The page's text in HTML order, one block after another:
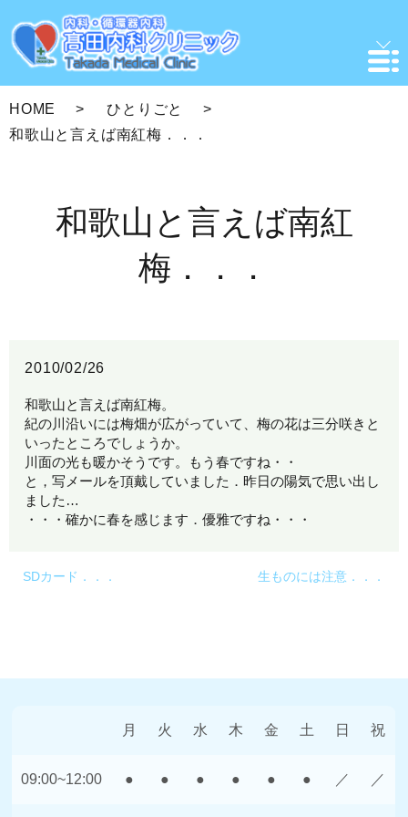
HOME
ひとりごと
和歌山と言えば南紅梅．．．
和歌山と言えば南紅
梅．．．
2010/02/26
和歌山と言えば南紅梅。
紀の川沿いには梅畑が広がっていて、梅の花は三分咲きと
いったところでしょうか。
川面の光も暖かそうです。もう春ですね・・
と，写メールを頂戴していました．昨日の陽気で思い出し
ました…
・・・確かに春を感じます．優雅ですね・・・
SDカード．．． 生ものには注意．．．
月 火 水 木 金 土 日 祝
09:00~12:00 ● ● ● ● ● ● ／ ／